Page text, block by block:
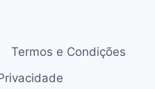
Termos e Condições